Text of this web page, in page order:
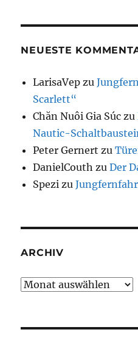
NEUESTE
LarisaVep zu
Scarlett“
Chăn Nuôi Gia Súc zu
Nautic-
Peter Gernert zu
DanielCouth zuDer
Spezi zu
ARCHIV
Archiv